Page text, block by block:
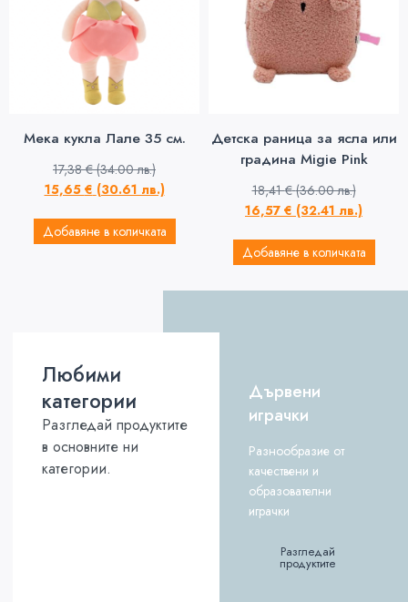
Мека кукла Лале 35 см.
17,38€ (34.00 лв.)
15,65 € (30.61 лв.)
Добавяне в количката
Детска раница за ясла или
градина Migie Pink
18,41€ (36.00 лв.)
16,57 € (32.41 лв.)
Добавяне в количката
Любими
категории
Разгледай продуктите
в основните ни
категории.
Дървени
играчки
Разнообразие от
качествени и
образователни
играчки
Разгледай
продуктите